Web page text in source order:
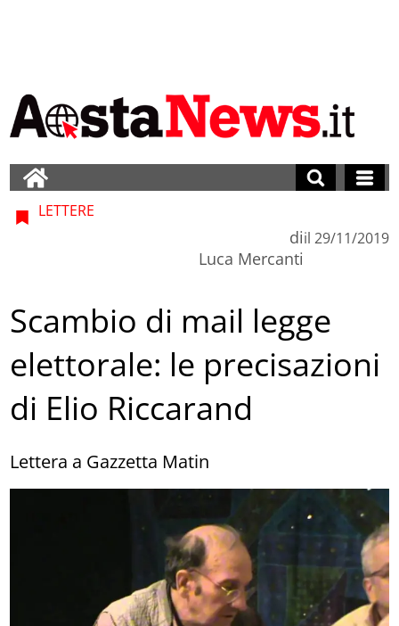
LETTERE
di
Luca Mercanti
il 29/11/2019
Scambio di mail legge
elettorale: le precisazioni
di Elio Riccarand
Lettera a Gazzetta Matin